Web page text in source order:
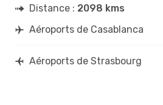
Distance : 2098 kms
Aéroports de Casablanca
Aéroports de Strasbourg